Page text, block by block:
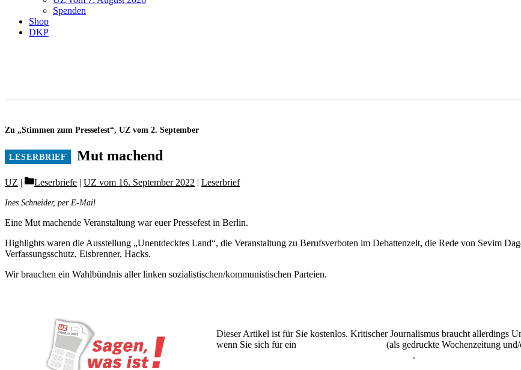
Spenden
Shop
DKP
Zu „Stimmen zum Pressefest“, UZ vom 2. September
Mut machend
UZ Categories
Leserbriefe | UZ vom 16. September 2022 | Leserbrief
Ines Schneider, per E-Mail
Eine Mut machende Veranstaltung war euer Pressefest in Berlin.
Highlights waren die Ausstellung „Unentdecktes Land“, die Veranstaltung zu Berufsverboten im Debattenzelt, die Rede von Sevim
Verfassungsschutz, Eisbrenner, Hacks.
Wir brauchen ein Wahlbündnis aller linken sozialistischen/kommunistischen Parteien.
Dieser Artikel ist für Sie kostenlos. Kritischer Journalismus braucht allerdings
wenn Sie sich für ein
(als gedruckte Wochenzeitung
.